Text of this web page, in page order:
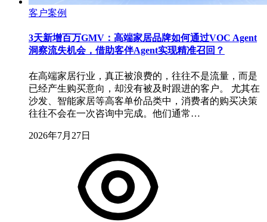
客户案例
3天新增百万GMV：高端家居品牌如何通过VOC Agent
洞察流失机会，借助客伴Agent实现精准召回？
在高端家居行业，真正被浪费的，往往不是流量，而是
已经产生购买意向，却没有被及时跟进的客户。 尤其在
沙发、智能家居等高客单价品类中，消费者的购买决策
往往不会在一次咨询中完成。他们通常…
2026年7月27日